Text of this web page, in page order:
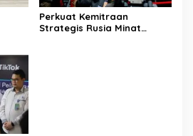
Perkuat Kemitraan
Strategis Rusia Minat